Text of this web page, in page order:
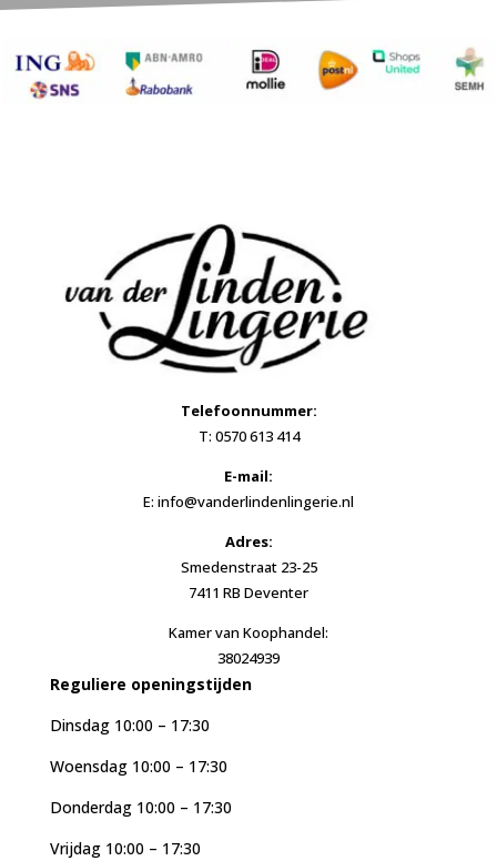
Telefoonnummer:
T: 0570 613 414
E-mail:
E: info@vanderlindenlingerie.nl
Adres:
Smedenstraat 23-25
7411 RB Deventer
Kamer van Koophandel:
38024939
Reguliere openingstijden
Dinsdag 10:00 – 17:30
Woensdag 10:00 – 17:30
Donderdag 10:00 – 17:30
Vrijdag 10:00 – 17:30